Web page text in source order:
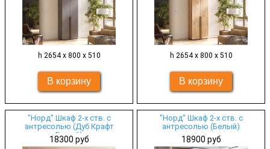
h 2654 х 800 х 510 h 2654 х 800 х 510
"Норд" Шкаф 2-х ств. с
антресолью (Дуб Крафт
Белый)
18300 руб
"Норд" Шкаф 2-х ств. с
антресолью (Белый)
18900 руб